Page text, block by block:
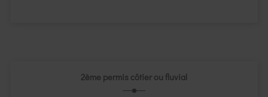
2ème permis côtier ou fluvial